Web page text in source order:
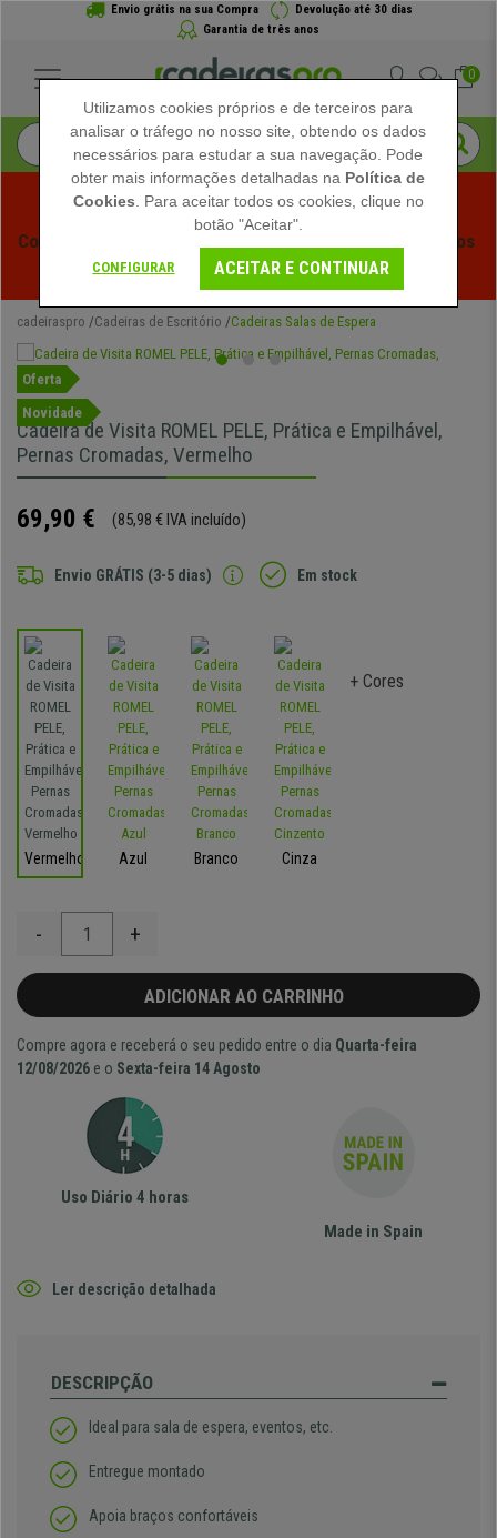
Envio grátis na sua Compra
Devolução até 30 dias
Garantia de três anos
0
Começam os Saldos de Verão em Cadeiraspro! Descontos
Exclusivos por Tempo Limitado - Ver Promoção
cadeiraspro Cadeiras de Escritório Cadeiras Salas de Espera
Oferta
Novidade
Cadeira de Visita ROMEL PELE, Prática e Empilhável,
Pernas Cromadas, Vermelho
69,90 € (85,98 € IVA incluído)
Envio GRÁTIS (3-5 dias) Em stock
Vermelho Azul Branco Cinza
+ Cores
- +
ADICIONAR AO CARRINHO
Compre agora e receberá o seu pedido entre o dia Quarta-feira
12/08/2026 e o Sexta-feira 14 Agosto
Uso Diário 4 horas
Made in Spain
Ler descrição detalhada
DESCRIPÇÃO
Ideal para sala de espera, eventos, etc.
Entregue montado
Apoia braços confortáveis
Utilizamos cookies próprios e de terceiros para
analisar o tráfego no nosso site, obtendo os dados
necessários para estudar a sua navegação. Pode
obter mais informações detalhadas na Política de
Cookies . Para aceitar todos os cookies, clique no
botão "Aceitar".
CONFIGURAR ACEITAR E CONTINUAR